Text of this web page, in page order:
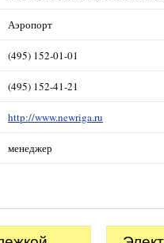
Аэропорт
(495) 152-01-01
(495) 152-41-21
http://www.newriga.ru
менеджер